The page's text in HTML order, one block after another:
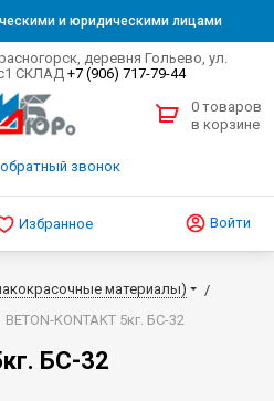
и юридическими лицами
деревня Гольево, ул.
СКЛАД +7 (906) 717-79-44
звонок
0 товаров
в корзине
Избранное Войти
материалы)
BETON-KONTAKT 5кг. БС-32
БС-32